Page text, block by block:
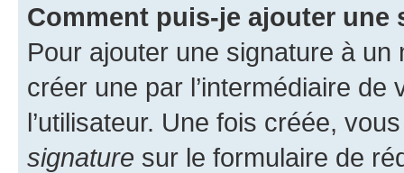
Comment puis-je ajouter une
Pour ajouter une signature à un
créer une par l’intermédiaire
l’utilisateur. Une fois créée,
signature sur le formulaire de